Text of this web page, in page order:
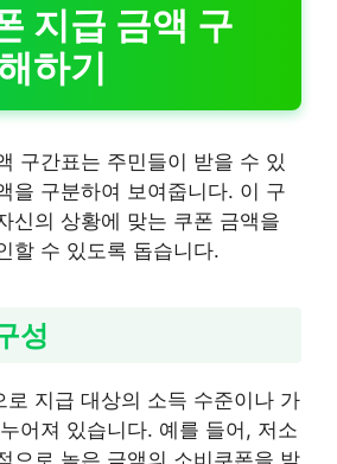
지급 금액 구
하기
구간표는 주민들이 받을 수 있
을 구분하여 보여줍니다. 이 구
신의 상황에 맞는 쿠폰 금액을
할 수 있도록 돕습니다.
성
로 지급 대상의 소득 수준이나 가
어져 있습니다. 예를 들어, 저소